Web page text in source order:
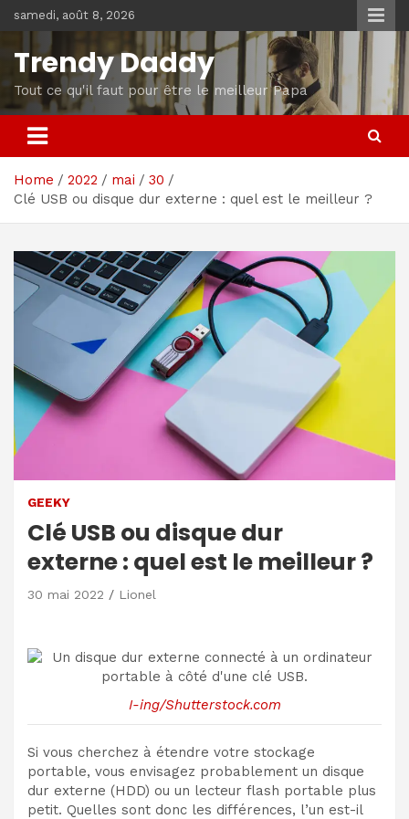
to
content
samedi, août 8, 2026
Trendy Daddy
Tout ce qu'il faut pour être le meilleur Papa
Home 2022 mai
30
Clé USB ou disque dur externe : quel est le meilleur ?
GEEKY
Clé USB ou disque dur
externe : quel est le meilleur ?
30 mai 2022 Lionel
I-ing/Shutterstock.com
Si vous cherchez à étendre votre stockage
portable, vous envisagez probablement un disque
dur externe (HDD) ou un lecteur flash portable plus
petit. Quelles sont donc les différences, l’un est-il